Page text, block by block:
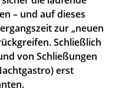
– und auf dieses
zur „neuen
Schließlich
von Schließungen
erst